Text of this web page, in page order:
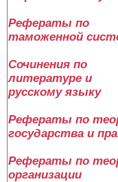
Рефераты по
таможенной
Сочинения по
литературе и
русскому языку
Рефераты по
государства и
Рефераты по
организации